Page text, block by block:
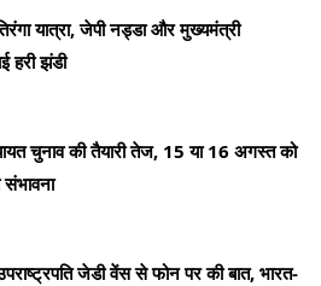
यात्रा, जेपी नड्डा और मुख्यमंत्री
हरी झंडी
चुनाव की तैयारी तेज, 15 या 16 अगस्त को
जेडी वेंस से फोन पर की बात, भारत-